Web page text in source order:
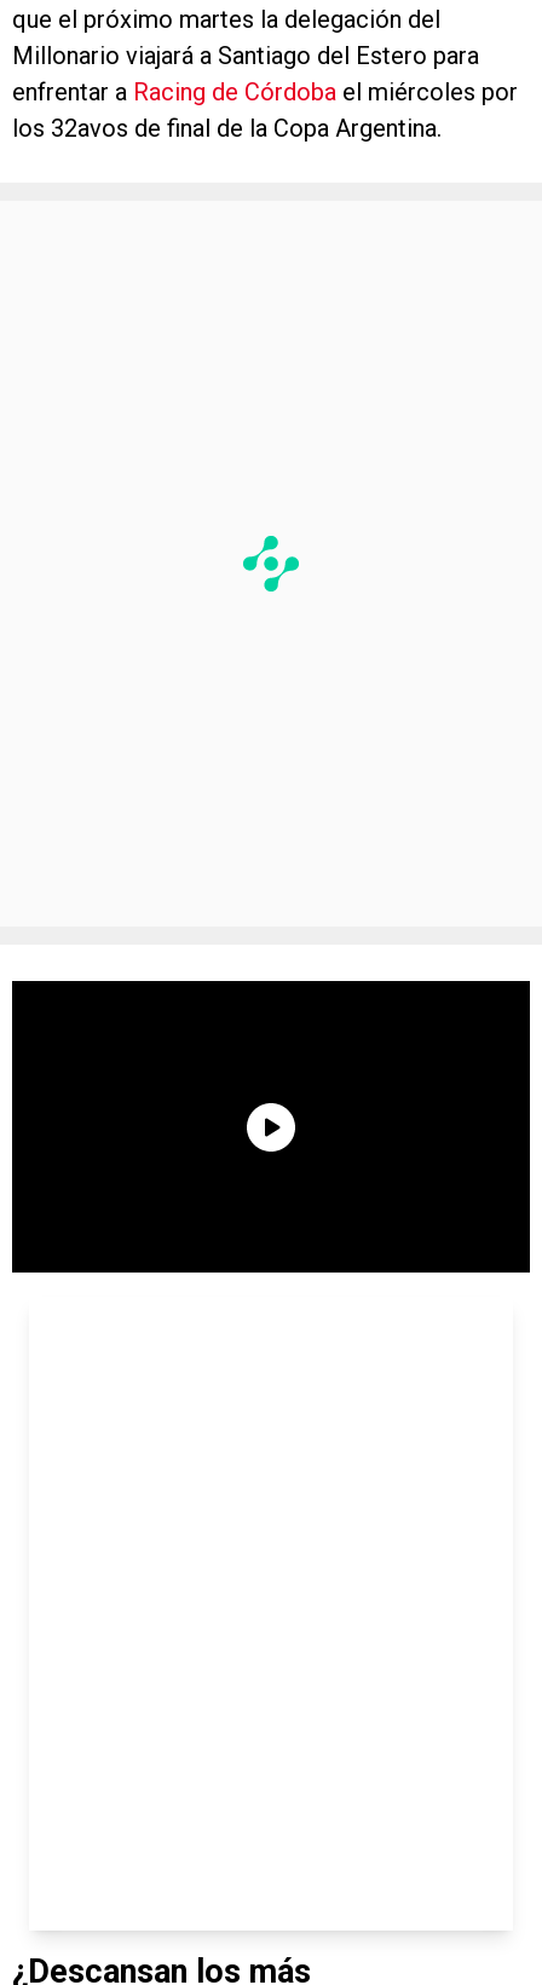
que el próximo martes la delegación del
Millonario viajará a Santiago del Estero para
enfrentar a Racing de Córdoba el miércoles por
los 32avos de final de la Copa Argentina.
¿Descansan los más